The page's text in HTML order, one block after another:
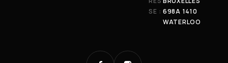
SE : 698A 1410
WATERLOO